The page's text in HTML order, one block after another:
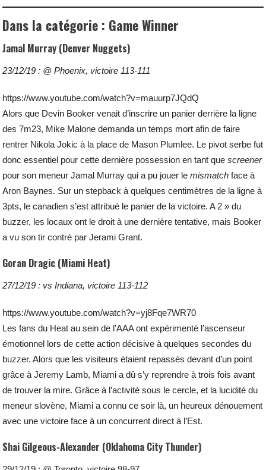
Dans la catégorie : Game Winner
Jamal Murray (Denver Nuggets)
23/12/19 : @ Phoenix, victoire 113-111
https://www.youtube.com/watch?v=mauurp7JQdQ
Alors que Devin Booker venait d’inscrire un panier derrière la ligne
des 7m23, Mike Malone demanda un temps mort afin de faire
rentrer Nikola Jokic à la place de Mason Plumlee. Le pivot serbe fut
donc essentiel pour cette dernière possession en tant quescreener
pour son meneur Jamal Murray qui a pu jouer lemismatch face à
Aron Baynes. Sur un stepback à quelques centimètres de la ligne à
3pts, le canadien s’est attribué le panier de la victoire. A 2 » du
buzzer, les locaux ont le droit à une dernière tentative, mais Booker
a vu son tir contré par Jerami Grant.
Goran Dragic (Miami Heat)
27/12/19 : vs Indiana, victoire 113-112
https://www.youtube.com/watch?v=yj8Fqe7WR70
Les fans du Heat au sein de l’AAA ont expérimenté l’ascenseur
émotionnel lors de cette action décisive à quelques secondes du
buzzer. Alors que les visiteurs étaient repassés devant d’un point
grâce à Jeremy Lamb, Miami a dû s’y reprendre à trois fois avant
de trouver la mire. Grâce à l’activité sous le cercle, et la lucidité du
meneur slovène, Miami a connu ce soir là, un heureux dénouement
avec une victoire face à un concurrent direct à l’Est.
Shai Gilgeous-Alexander (Oklahoma City Thunder)